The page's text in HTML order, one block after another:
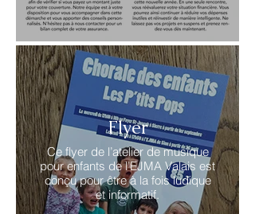
Flyer
Ce flyer de l’atelier de musique
pour enfants de l’EJMA Valais est
conçu pour être à la fois ludique
et informatif.